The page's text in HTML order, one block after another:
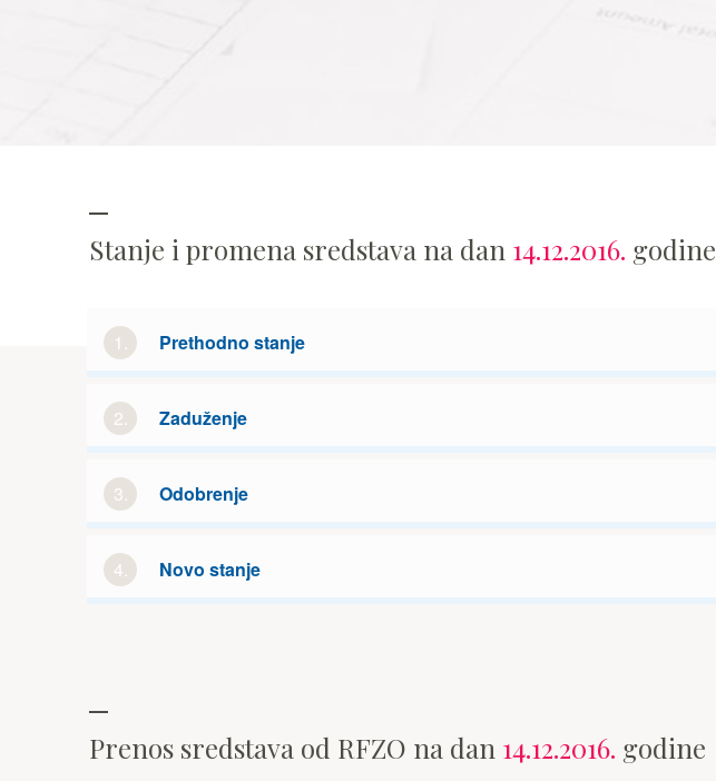
Stanje i promena sredstava na dan 14.12.2016. godine
1. Prethodno stanje
2. Zaduženje
3. Odobrenje
4. Novo stanje
Prenos sredstava od RFZO na dan 14.12.2016. godine